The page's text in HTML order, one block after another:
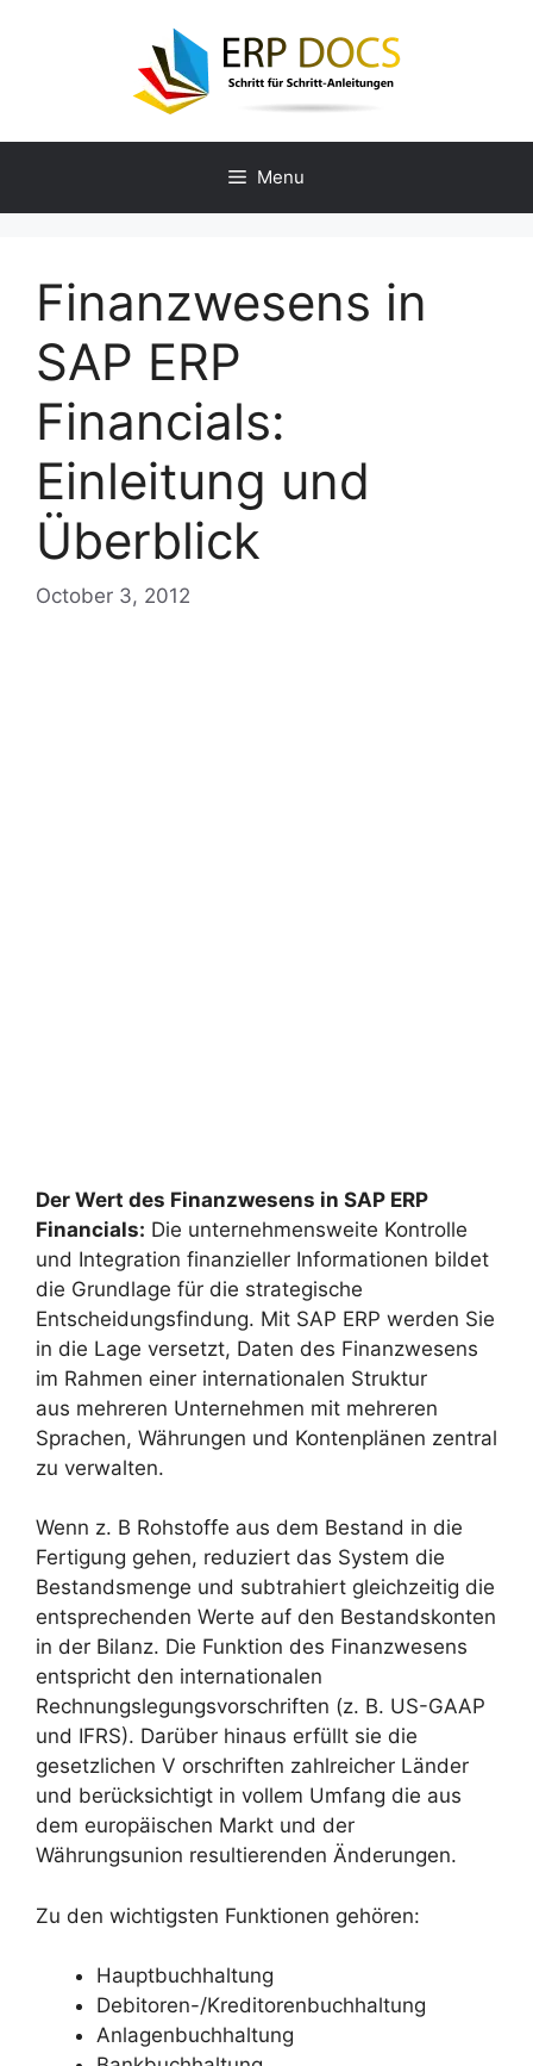
Menu
Finanzwesens in
SAP ERP
Financials:
Einleitung und
Überblick
October 3, 2012
Der Wert des Finanzwesens in SAP ERP
Financials: Die unternehmensweite Kontrolle
und Integration finanzieller Informationen bildet
die Grundlage für die strategische
Entscheidungsfindung. Mit SAP ERP werden Sie
in die Lage versetzt, Daten des Finanzwesens
im Rahmen einer internationalen Struktur
aus mehreren Unternehmen mit mehreren
Sprachen, Währungen und Kontenplänen zentral
zu verwalten.
Wenn z. B Rohstoffe aus dem Bestand in die
Fertigung gehen, reduziert das System die
Bestandsmenge und subtrahiert gleichzeitig die
entsprechenden Werte auf den Bestandskonten
in der Bilanz. Die Funktion des Finanzwesens
entspricht den internationalen
Rechnungslegungsvorschriften (z. B. US-GAAP
und IFRS). Darüber hinaus erfüllt sie die
gesetzlichen V orschriften zahlreicher Länder
und berücksichtigt in vollem Umfang die aus
dem europäischen Markt und der
Währungsunion resultierenden Änderungen.
Zu den wichtigsten Funktionen gehören:
Hauptbuchhaltung
Debitoren-/Kreditorenbuchhaltung
Anlagenbuchhaltung